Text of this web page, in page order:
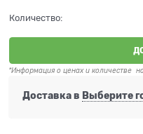
Количество:
*Информация о ценах и количестве
Доставка в Выберите